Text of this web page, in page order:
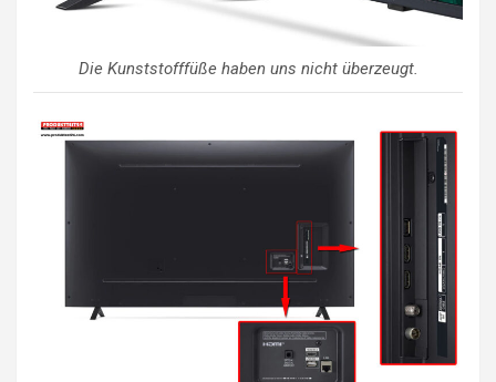
Die Kunststofffüße haben uns nicht überzeugt.